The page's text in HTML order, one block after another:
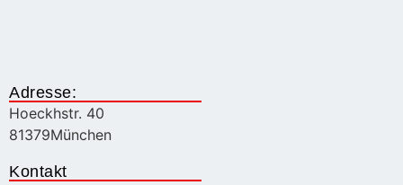
Adresse:
Hoeckhstr. 40
81379München
Kontakt